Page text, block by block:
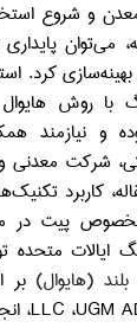
و شروع
می‌توان پایداری
بهینه‌سازی کرد‌.
با روش هایوال
و نیازمند
شرکت معدنی و
کاربرد
پیت در
ایالات
(هایوال) بر
UGM، LLC‌،